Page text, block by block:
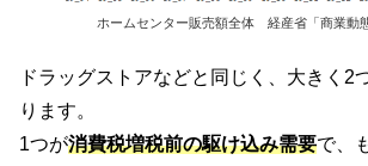
ホームセンター販売額全体 経産省「商業動
ドラッグストアなどと同じく、大きく2
ります。
1つが消費税増税前の駆け込み需要で、